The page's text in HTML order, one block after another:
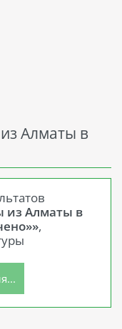
Алматы в
из Алматы в
,